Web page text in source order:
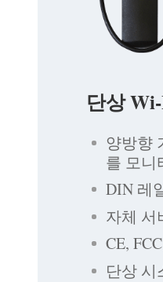
단상
양방향
를 모니
DIN 레
자체 서
CE,
단상 시